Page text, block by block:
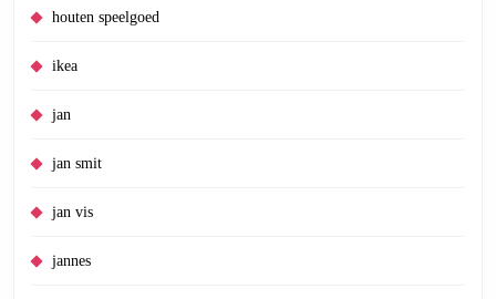
houten speelgoed
ikea
jan
jan smit
jan vis
jannes